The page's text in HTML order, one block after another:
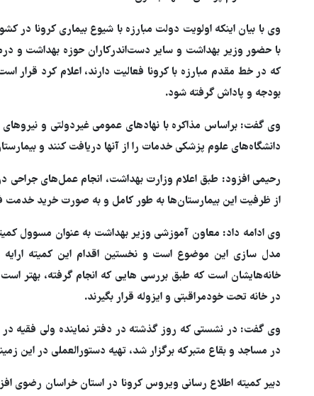
وی با بیان اینکه اولویت دولت مبارزه با شیوع بیماری کرونا
با حضور وزیر بهداشت و سایر دست‌اندرکاران حوزه بهداشت و
که در خط مقدم مبارزه با کرونا فعالیت دارند، اعلام کرد
بودجه و پاداش گرفته شود.
وی گفت: براساس مذاکره با نهادهای عمومی غیردولتی و
دانشگاه‌های علوم پزشکی خدمات را از آنها دریافت کنند و
رحیمی افزود: طبق اعلام وزارت بهداشت، انجام عمل‌های جراحی
از ظرفیت این بیمارستان‌ها به طور کامل و به صورت خرید
وی ادامه داد: معاون آموزشی وزیر بهداشت به عنوان مسوول
مدل سازی این موضوع است و نخستین اقدام این کمیته ارایه
خانه‌هایشان است که طبق بررسی هایی که انجام گرفته، بهتر
در خانه تحت خودمراقبتی و ایزوله قرار بگیرند.
وی گفت: در نشستی که روز گذشته در دفتر نماینده ولی فقیه
در مساجد و بقاع متبرکه برگزار شد، تهیه دستورالعملی در این
دبیر کمیته اطلاع رسانی ویروس کرونا در استان خراسان رضوی
هشدار افسر ارشد آمریکایی به
سفید